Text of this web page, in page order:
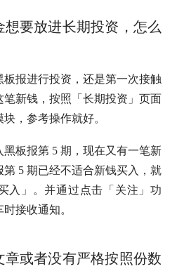
想要放进长期投资 ，怎么
报进行投资，还是第一次接触
新钱，按照「 长期投资 」页面
，参考操作就好。
黑板报第 5 期，现在又有一笔新
5 期已经不适合新钱买入，就
入」。并通过点击「关注」功
接收通知。
或者没有严格按照份数